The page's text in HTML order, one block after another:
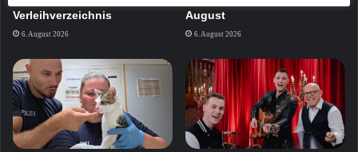
Verleihverzeichnis
6. August 2026
August
6. August 2026